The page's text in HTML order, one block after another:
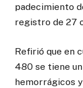
padecimiento
registro de 27
Refirió que en
480 se tiene
hemorrágicos